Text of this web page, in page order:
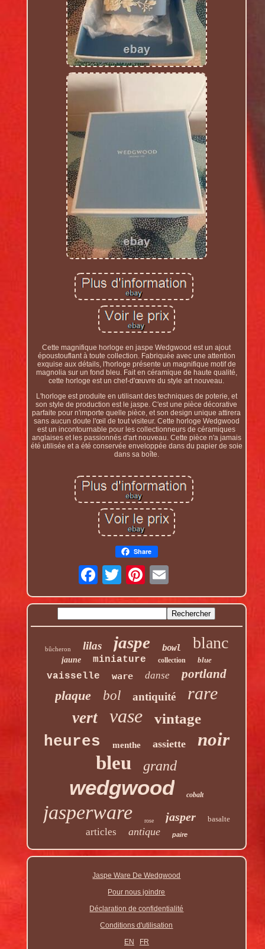
Cette magnifique horloge en jaspe Wedgwood est un ajout
époustouflant à toute collection. Fabriquée avec une attention
exquise aux détails, l'horloge présente un magnifique motif de
magnolia sur un fond bleu. Fait en céramique de haute qualité,
cette horloge est un chef-d'œuvre du style art nouveau.
L'horloge est produite en utilisant des techniques de poterie, et
son style de production est le jaspe. C'est une pièce décorative
parfaite pour n'importe quelle pièce, et son design unique attirera
sans aucun doute l'œil de tout visiteur. Cette horloge Wedgwood
est un incontournable pour les collectionneurs de céramiques
anglaises et les passionnés d'art nouveau. Cette pièce n'a jamais
été utilisée et a été conservée enveloppée dans du papier de soie
dans sa boîte.
Share
bûcheron lilas jaspe bowl blanc
jaune miniature collection blue
vaisselle ware danse portland
plaque bol antiquité rare
vert vase vintage
heures menthe assiette noir
bleu grand
wedgwood cobalt
jasperware rose jasper basalte
articles antique paire
Jaspe Ware De Wedgwood
Pour nous joindre
Déclaration de confidentialité
Conditions d'utilisation
EN
FR